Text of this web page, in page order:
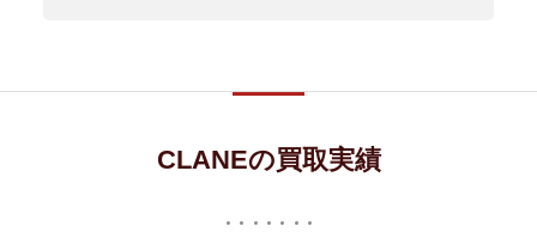
CLANEの買取実績